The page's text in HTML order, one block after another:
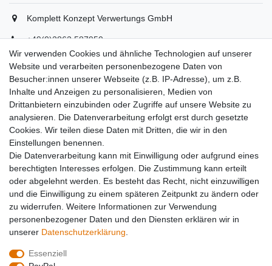
Komplett Konzept Verwertungs GmbH
+49(0)2862 587950
+49(0)2862 5879529
info(at)komplett-konzept.de
Montag - Freitag, 08:00 - 16:30
Unternehmen
Datenverarbeitung
Impressum
Widerrufs­recht
Wir verwenden Cookies und ähnliche Technologien auf unserer
Website und verarbeiten personenbezogene Daten von
Besucher:innen unserer Webseite (z.B. IP-Adresse), um z.B.
Inhalte und Anzeigen zu personalisieren, Medien von
Drittanbietern einzubinden oder Zugriffe auf unsere Website zu
analysieren. Die Datenverarbeitung erfolgt erst durch gesetzte
Cookies. Wir teilen diese Daten mit Dritten, die wir in den
Einstellungen benennen.
Die Datenverarbeitung kann mit Einwilligung oder aufgrund eines
berechtigten Interesses erfolgen. Die Zustimmung kann erteilt
oder abgelehnt werden. Es besteht das Recht, nicht einzuwilligen
und die Einwilligung zu einem späteren Zeitpunkt zu ändern oder
zu widerrufen. Weitere Informationen zur Verwendung
personenbezogener Daten und den Diensten erklären wir in
unserer Daten­schutz­erklärung
Essenziell